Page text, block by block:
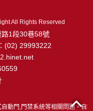
All Rights Reserved
1段30巷58號
(02) 29993222
動門,門禁系統等相關問題。